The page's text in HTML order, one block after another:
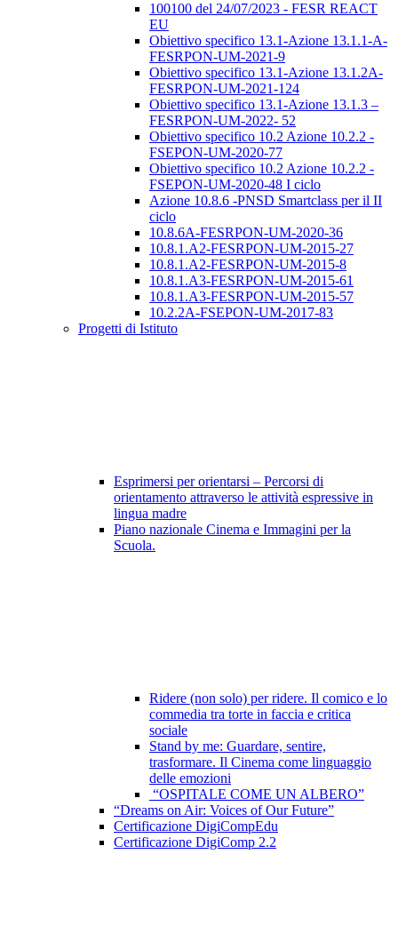
100100 del 24/07/2023 - FESR REACT
EU
Obiettivo specifico 13.1-Azione 13.1.1-A-
FESRPON-UM-2021-9
Obiettivo specifico 13.1-Azione 13.1.2A-
FESRPON-UM-2021-124
Obiettivo specifico 13.1-Azione 13.1.3 –
FESRPON-UM-2022- 52
Obiettivo specifico 10.2 Azione 10.2.2 -
FSEPON-UM-2020-77
Obiettivo specifico 10.2 Azione 10.2.2 -
FSEPON-UM-2020-48 I ciclo
Azione 10.8.6 -PNSD Smartclass per il II
ciclo
10.8.6A-FESRPON-UM-2020-36
10.8.1.A2-FESRPON-UM-2015-27
10.8.1.A2-FESRPON-UM-2015-8
10.8.1.A3-FESRPON-UM-2015-61
10.8.1.A3-FESRPON-UM-2015-57
10.2.2A-FSEPON-UM-2017-83
Progetti di Istituto
Esprimersi per orientarsi – Percorsi di
orientamento attraverso le attività espressive in
lingua madre
Piano nazionale Cinema e Immagini per la
Scuola.
Ridere (non solo) per ridere. Il comico e lo
commedia tra torte in faccia e critica
sociale
Stand by me: Guardare, sentire,
trasformare. Il Cinema come linguaggio
delle emozioni
“OSPITALE COME UN ALBERO”
“Dreams on Air: Voices of Our Future”
Certificazione DigiCompEdu
Certificazione DigiComp 2.2